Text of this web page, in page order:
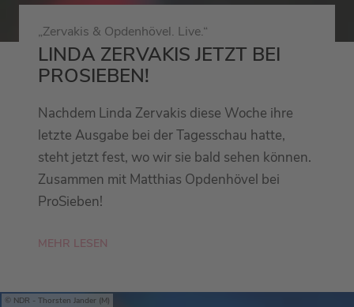
„Zervakis & Opdenhövel. Live.“
LINDA ZERVAKIS JETZT BEI
PROSIEBEN!
Nachdem Linda Zervakis diese Woche ihre
letzte Ausgabe bei der Tagesschau hatte,
steht jetzt fest, wo wir sie bald sehen können.
Zusammen mit Matthias Opdenhövel bei
ProSieben!
MEHR LESEN
NDR - Thorsten Jander (M)